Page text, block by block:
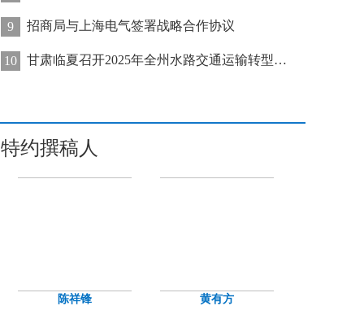
9 招商局与上海电气签署战略合作协议
10 甘肃临夏召开2025年全州水路交通运输转型发展推进会
特约撰稿人
陈祥锋 黄有方